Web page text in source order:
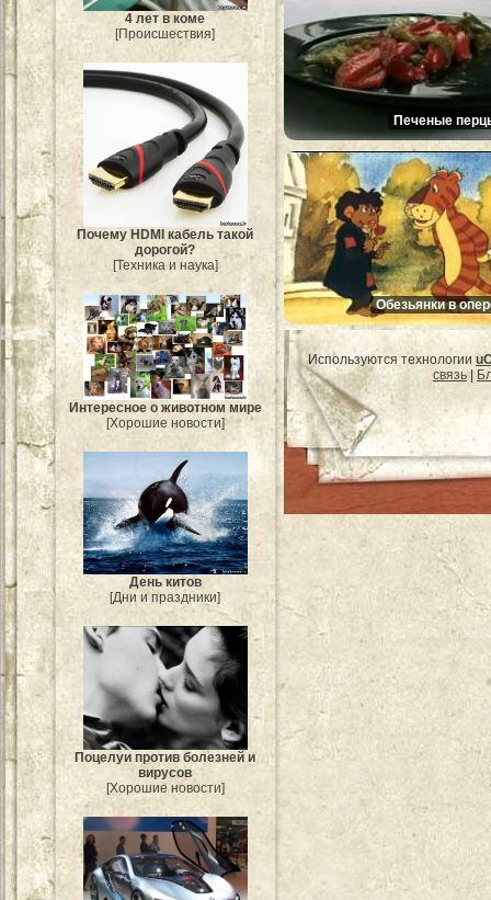
4 лет в коме
[Происшествия]
Почему HDMI кабель такой
дорогой?
[Техника и наука]
Интересное о животном мире
[Хорошие новости]
День китов
[Дни и праздники]
Поцелуи против болезней и
вирусов
[Хорошие новости]
Печеные
Обезьянки в
Используются технологии
связь